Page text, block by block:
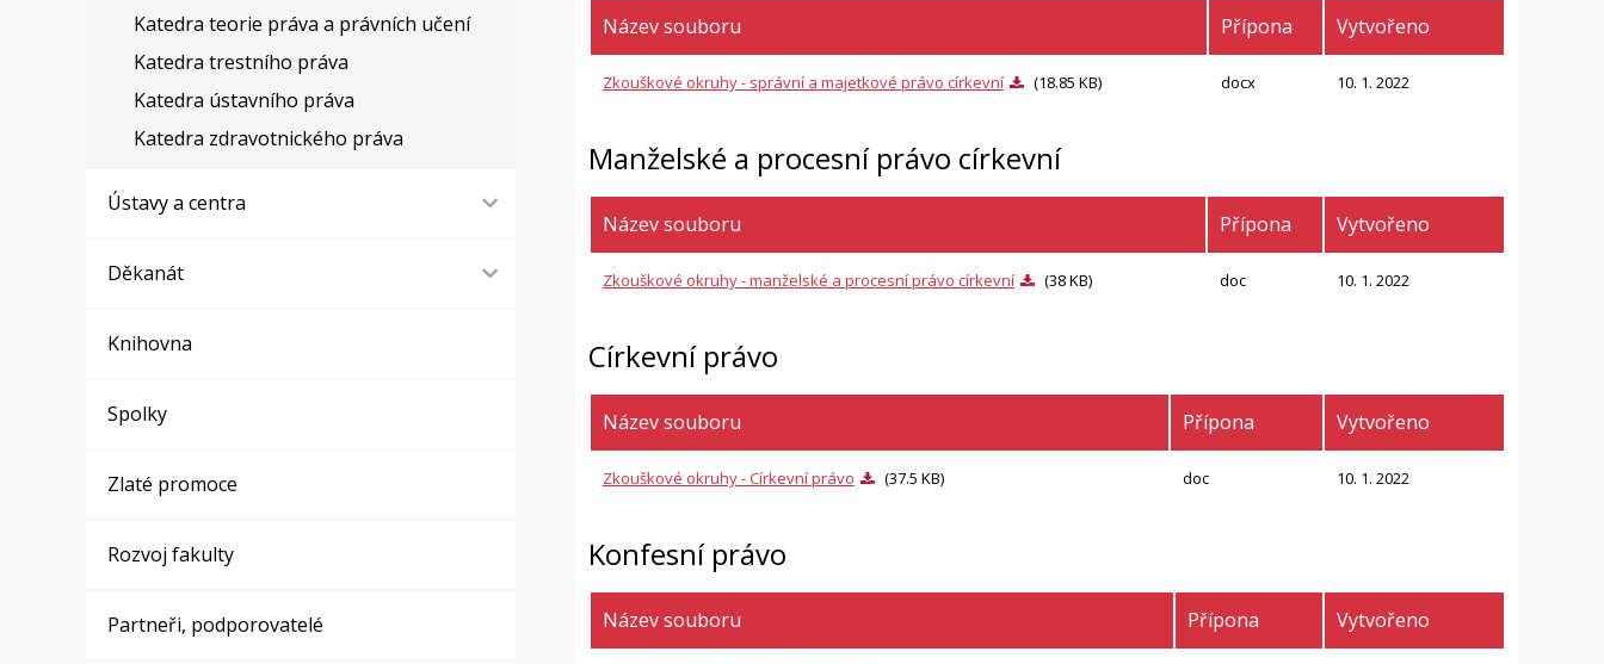
Katedra teorie práva a právních učení
Katedra trestního práva
Katedra ústavního práva
Katedra zdravotnického práva
Ústavy a centra
Děkanát
Knihovna
Spolky
Zlaté promoce
Rozvoj fakulty
Partneři, podporovatelé
Název souboru Přípona Vytvořeno
Zkouškové okruhy - správní a majetkové právo církevní (18.85 KB) docx 10. 1. 2022
Manželské a procesní právo církevní
Název souboru Přípona Vytvořeno
Zkouškové okruhy - manželské a procesní právo církevní (38 KB) doc 10. 1. 2022
Církevní právo
Název souboru Přípona Vytvořeno
Zkouškové okruhy - Církevní právo (37.5 KB) doc 10. 1. 2022
Konfesní právo
Název souboru Přípona Vytvořeno